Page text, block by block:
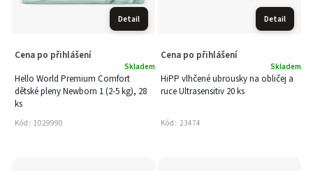
Detail
Hello World Premium Comfort
dětské pleny Newborn 1 (2-5 kg), 28
ks
Skladem
Cena po přihlášení
Kód: 1029990
Detail
HiPP vlhčené ubrousky na obličej a
ruce Ultrasensitiv 20 ks
Skladem
Cena po přihlášení
Kód: 23474